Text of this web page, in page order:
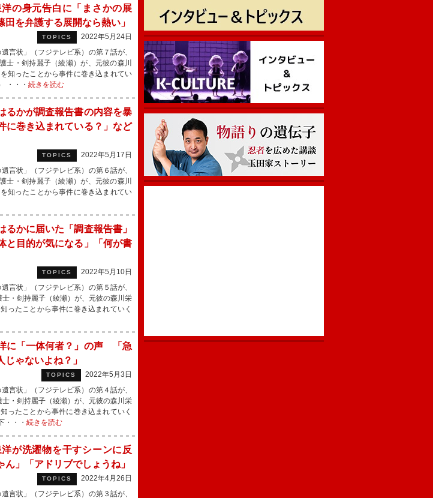
の身元告白に「まさかの展
を弁護する展開なら熱い」
TOPICS
2022年5月24日
言状」（フジテレビ系）の第７話が、
・剣持麗子（綾瀬）が、元彼の森川
知ったことから事件に巻き込まれてい
・・・ 続きを読む
るかが調査報告書の内容を暴
巻き込まれている？」など
TOPICS
2022年5月17日
言状」（フジテレビ系）の第６話が、
・剣持麗子（綾瀬）が、元彼の森川
知ったことから事件に巻き込まれてい
るかに届いた「調査報告書」
目的が気になる」「何が書
TOPICS
2022年5月10日
言状」（フジテレビ系）の第５話が、
・剣持麗子（綾瀬）が、元彼の森川栄
ったことから事件に巻き込まれていく
に「一体何者？」の声 「急
ゃないよね？」
TOPICS
2022年5月3日
言状」（フジテレビ系）の第４話が、
・剣持麗子（綾瀬）が、元彼の森川栄
ったことから事件に巻き込まれていく
・・・ 続きを読む
が洗濯物を干すシーンに反
」「アドリブでしょうね」
TOPICS
2022年4月26日
言状」（フジテレビ系）の第３話が、